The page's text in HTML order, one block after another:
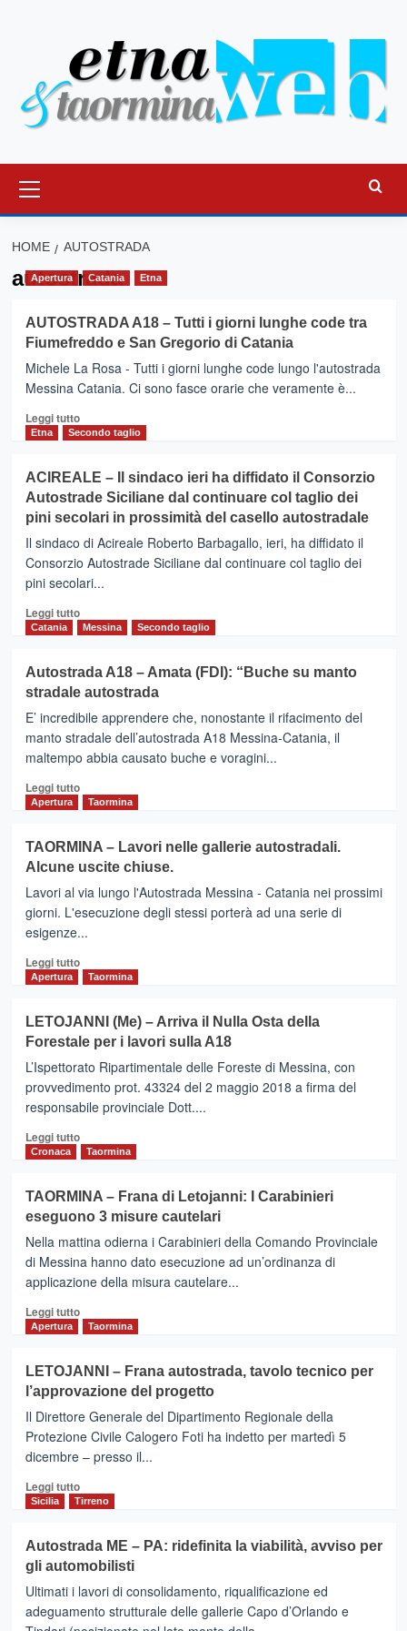
principale
HOME AUTOSTRADA
autostrada
Apertura Catania Etna
AUTOSTRADA A18 – Tutti i giorni lunghe code tra
Fiumefreddo e San Gregorio di Catania
Michele La Rosa - Tutti i giorni lunghe code lungo l'autostrada
Messina Catania. Ci sono fasce orarie che veramente è...
Leggi tuttoLeggi
di
AUTOSTRADA
A18
–
Tutti
giorni
lunghe
tra
Fiumefreddo
San
Gregorio
Catania
Etna Secondo taglio
ACIREALE – Il sindaco ieri ha diffidato il Consorzio
Autostrade Siciliane dal continuare col taglio dei
pini secolari in prossimità del casello autostradale
Il sindaco di Acireale Roberto Barbagallo, ieri, ha diffidato il
Consorzio Autostrade Siciliane dal continuare col taglio dei
pini secolari...
Leggi tuttoLeggi
di
ACIREALE
–
Il
sindaco
ieri
ha
diffidato
il
Siciliane
dal
continuare
taglio
dei
secolari
in
del
casello
autostradale
Catania Messina Secondo taglio
Autostrada A18 – Amata (FDI): “Buche su manto
stradale autostrada
E’ incredibile apprendere che, nonostante il rifacimento del
manto stradale dell’autostrada A18 Messina-Catania, il
maltempo abbia causato buche e voragini...
Leggi tuttoLeggi
Autostrada
A18
–
(FDI):
“Buche
su
manto
Apertura Taormina
TAORMINA – Lavori nelle gallerie autostradali.
Alcune uscite chiuse.
Lavori al via lungo l'Autostrada Messina - Catania nei prossimi
giorni. L'esecuzione degli stessi porterà ad una serie di
esigenze...
Leggi tuttoLeggi
TAORMINA
–
Lavori
nelle
gallerie
autostradali.
Alcune
uscite
Apertura Taormina
LETOJANNI (Me) – Arriva il Nulla Osta della
Forestale per i lavori sulla A18
L’Ispettorato Ripartimentale delle Foreste di Messina, con
provvedimento prot. 43324 del 2 maggio 2018 a firma del
responsabile provinciale Dott....
Leggi tuttoLeggi
di
LETOJANNI
(Me)
–
Arriva
il
Nulla
Osta
della
i
lavori
sulla
Cronaca Taormina
TAORMINA – Frana di Letojanni: I Carabinieri
eseguono 3 misure cautelari
Nella mattina odierna i Carabinieri della Comando Provinciale
di Messina hanno dato esecuzione ad un’ordinanza di
applicazione della misura cautelare...
Leggi tuttoLeggi
TAORMINA
–
Frana
Letojanni:
Carabinieri
eseguono
cautelari
Apertura Taormina
LETOJANNI – Frana autostrada, tavolo tecnico per
l’approvazione del progetto
Il Direttore Generale del Dipartimento Regionale della
Protezione Civile Calogero Foti ha indetto per martedì 5
dicembre – presso il...
Leggi tuttoLeggi
di
LETOJANNI
–
Frana
autostrada,
tavolo
Sicilia Tirreno
Autostrada ME – PA: ridefinita la viabilità, avviso per
gli automobilisti
Ultimati i lavori di consolidamento, riqualificazione ed
adeguamento strutturale delle gallerie Capo d’Orlando e